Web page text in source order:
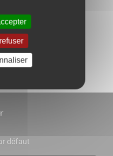
évènements
défaut